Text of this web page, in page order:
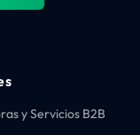
y Servicios B2B